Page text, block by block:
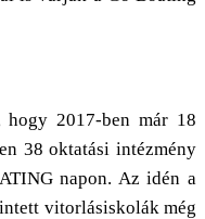
hogy 2017-ben már 18
38 oktatási intézmény
napon. Az idén a
vitorlásiskolák még